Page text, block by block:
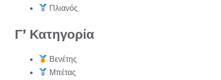
Πλιανός
Γ’ Κατηγορία
Βενέτης
Μπέτας